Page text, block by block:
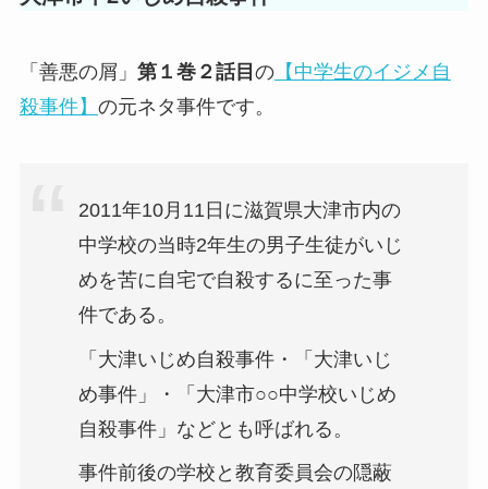
「善悪の屑」 第１巻２話目 の【中学生のイジメ自
殺事件】 の元ネタ事件です。
2011年10月11日に滋賀県大津市内の
中学校の当時2年生の男子生徒がいじ
めを苦に自宅で自殺するに至った事
件である。
「大津いじめ自殺事件・「大津いじ
め事件」・「大津市○○中学校いじめ
自殺事件」などとも呼ばれる。
事件前後の学校と教育委員会の隠蔽